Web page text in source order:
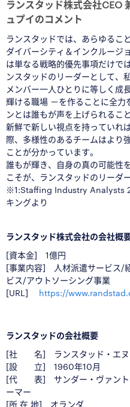
ランスタッド株式会社
ュプイのコメント
ランスタッドでは、あらゆるこ
ダイバーシティ＆インクルージ
は単なる戦略的優先事項だけで
ンスタッドのリーダーとして、
メンバー一人ひとりに等しく成
輝ける職場 －を作ることに全力
ンとは誰もが声を上げられるこ
新鮮で新しい視点を持っていれ
際、多様性のあるチームはより
ことが分かっています。
誰もが輝き、自身の真の可能性
こそが、ランスタッドのリーダ
※1:Staffing Industry Analysts
キングより
ランスタッド株式会社の会社概
[資本金] 1億円
[事業内容] 人材派遣サービス/
ビス/アウトソーシング事業
[URL] https://
ランスタッドの会社概要
[社 名] ランスタッド・エヌ
[設 立] 1960年10月
[代 表] サンダー・ヴァント
ーマー
[所 在 地] オランダ